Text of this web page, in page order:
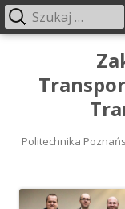
Politechnika
Menu